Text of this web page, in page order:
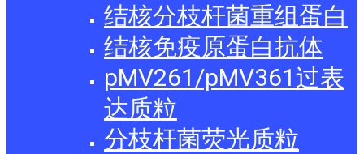
结核分枝杆菌重组蛋白
结核免疫原蛋白抗体
pMV261/pMV361过表
达质粒
分枝杆菌荧光质粒